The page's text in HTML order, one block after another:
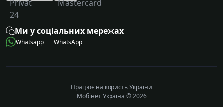
Ми у соціальних мережах
Whatsapp WhatsApp
Працює на користь України
Мобінет Україна © 2026